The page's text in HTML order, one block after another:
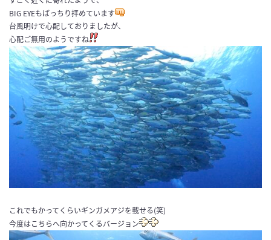
BIG EYEもばっちり拝めています
台風明けで心配しておりましたが、
心配ご無用のようですね
これでもかってくらいギンガメアジを載せる(笑)
今度はこちらへ向かってくるバージョン